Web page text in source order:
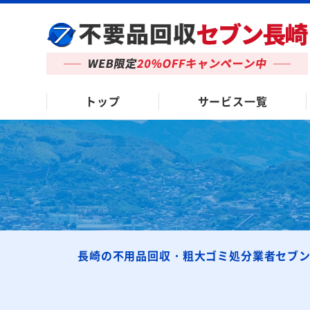
トップ サービス一覧
長崎の不用品回収・粗大ゴミ処分業者セブン